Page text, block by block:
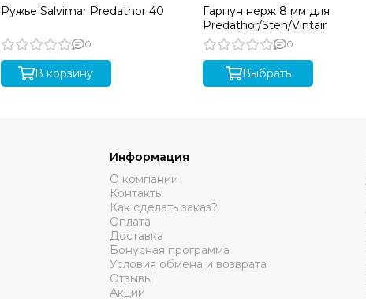
Ружье Salvimar Predathor 40
0
В корзину
Гарпун нерж 8 мм для
Predathor/Sten/Vintair
0
Выбрать
Информация
О компании
Контакты
Как сделать заказ?
Оплата
Доставка
Бонусная программа
Условия обмена и возврата
Отзывы
Акции